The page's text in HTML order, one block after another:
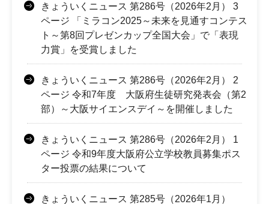
きょういくニュース 第286号（2026年2月） 3
ページ 「ミラコン2025～未来を見通すコンテス
ト～第8回プレゼンカップ全国大会」で「表現
力賞」を受賞しました
きょういくニュース 第286号（2026年2月） 2
ページ 令和7年度 大阪府生徒研究発表会（第2
部）～大阪サイエンスデイ～を開催しました
きょういくニュース 第286号（2026年2月） 1
ページ 令和9年度大阪府公立学校教員募集ポス
ター投票の結果について
きょういくニュース 第285号（2026年1月）